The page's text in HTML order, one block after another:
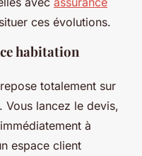
ces évolutions.
habitation
totalement sur
Vous lancez le devis,
à
espace client